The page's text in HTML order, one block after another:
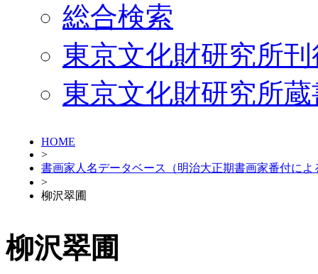
総合検索
東京文化財研究所
東京文化財研究所
HOME
>
書画家人名データベース（明治大正期書画家番付によ
>
柳沢翠圃
柳沢翠圃